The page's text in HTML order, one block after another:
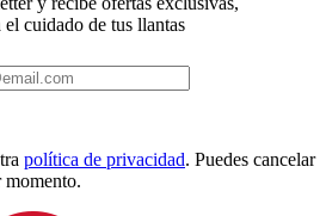
cuidado de tus llantas
política de privacidad. Puedes cancelar
momento.